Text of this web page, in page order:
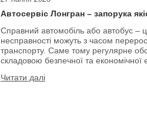
Автосервіс Лонгран – запорука
Справний автомобіль або автобус –
несправності можуть з часом
транспорту. Саме тому регулярне
складовою безпечної та економічної